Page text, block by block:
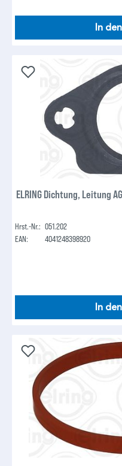
In
ELRING Dichtung, Leitung
Hrst.-Nr.: 051.202
EAN:
4041248398920
In